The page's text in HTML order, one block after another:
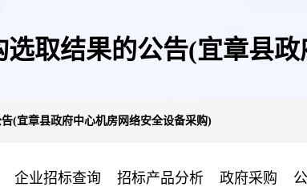
取结果的公告(宜章县
(宜章县政府中心机房网络安全设备采购)
企业招标查询 招标产品分析 政府采购